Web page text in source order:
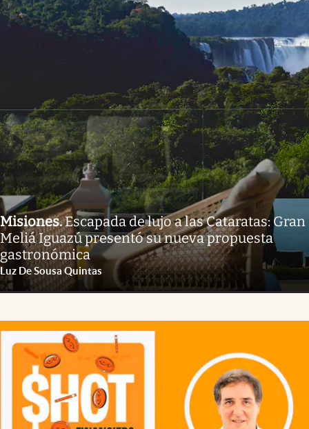
Misiones.Escapada de lujo a las Cataratas: Gran
Meliá Iguazú presentó su nueva propuesta
gastronómica
Luz De Sousa Quintas